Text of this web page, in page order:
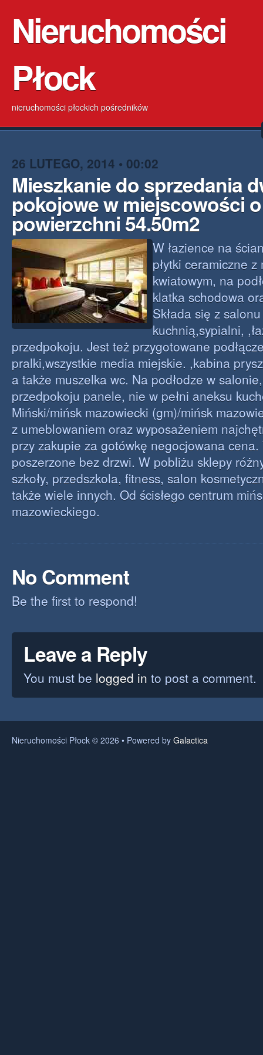
Nieruchomości
Płock
nieruchomości płockich pośredników
26 LUTEGO, 2014 • 00:02
Mieszkanie do sprzedania
pokojowe w miejscowości o
powierzchni 54.50m2
W łazience na
płytki ceramiczne z
kwiatowym, na
klatka schodowa
Składa się z
kuchnią,sypialni,
przedpokoju. Jest też przygotowane
pralki,wszystkie media miejskie. ,kabina
a także muszelka wc. Na podłodze w
przedpokoju panele, nie w pełni aneksu
Miński/mińsk mazowiecki (gm)/mińsk
z umeblowaniem oraz wyposażeniem
przy zakupie za gotówkę negocjowana
poszerzone bez drzwi. W pobliżu sklepy
szkoły, przedszkola, fitness, salon
także wiele innych. Od ścisłego centrum
mazowieckiego.
No Comment
Be the first to respond!
Leave a Reply
You must be logged in to post a comment.
Nieruchomości Płock © 2026 • Powered by Galactica